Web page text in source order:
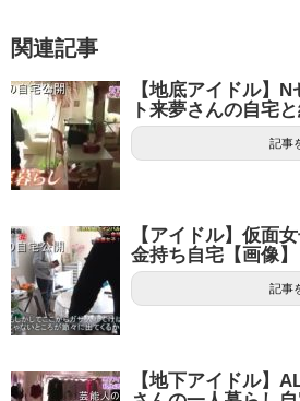
関連記事
【地底アイドル】
ト来夢さんの自宅
記事
【アイドル】仮面
金持ち自宅【画像】
記事
【地下アイドル】